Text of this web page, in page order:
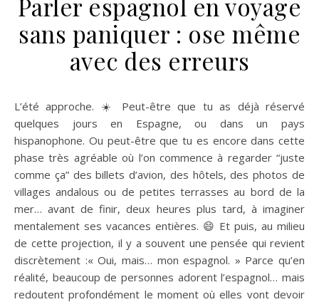
sans paniquer : ose même
avec des erreurs
L’été approche. ☀️ Peut-être que tu as déjà réservé
quelques jours en Espagne, ou dans un pays
hispanophone. Ou peut-être que tu es encore dans cette
phase très agréable où l’on commence à regarder “juste
comme ça” des billets d’avion, des hôtels, des photos de
villages andalous ou de petites terrasses au bord de la
mer… avant de finir, deux heures plus tard, à imaginer
mentalement ses vacances entières. 😄 Et puis, au milieu
de cette projection, il y a souvent une pensée qui revient
discrètement :« Oui, mais… mon espagnol. » Parce qu’en
réalité, beaucoup de personnes adorent l’espagnol… mais
redoutent profondément le moment où elles vont devoir